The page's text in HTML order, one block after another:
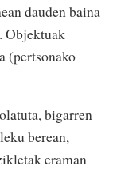
dauden baina
Objektuak
(pertsonako
bigarren
berean,
eraman